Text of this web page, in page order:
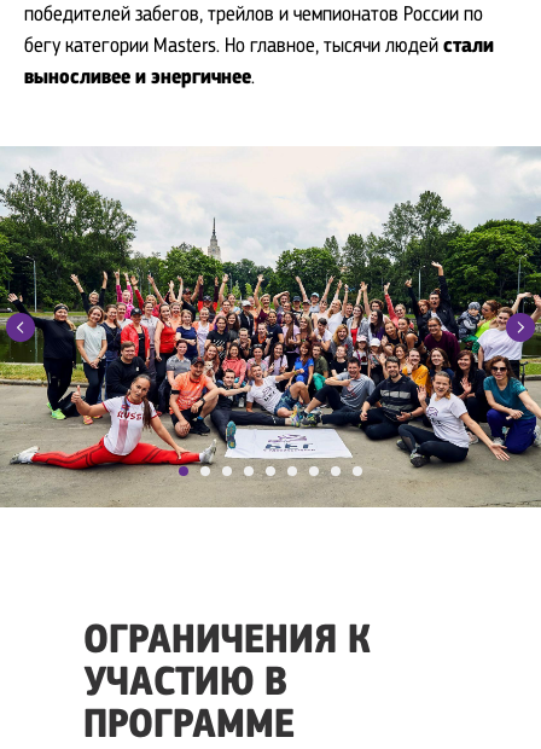
О ПРОЕКТЕ
«БЕГ С УДОВОЛЬСТВИЕМ»
победителей забегов, трейлов и чемпионатов России по
бегу категории Masters. Но главное, тысячи людей стали
выносливее и энергичнее.
ОГРАНИЧЕНИЯ К
УЧАСТИЮ В
ПРОГРАММЕ